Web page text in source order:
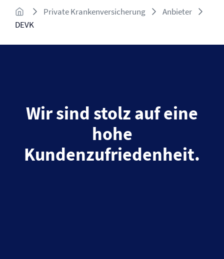
Private Kranken­versicherung
Anbieter
DEVK
Wir sind stolz auf eine
hohe
Kundenzufriedenheit.